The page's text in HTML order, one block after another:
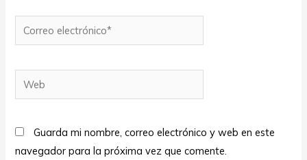
Correo
electrónico*
Web
Guarda mi nombre, correo electrónico y web en este
navegador para la próxima vez que comente.